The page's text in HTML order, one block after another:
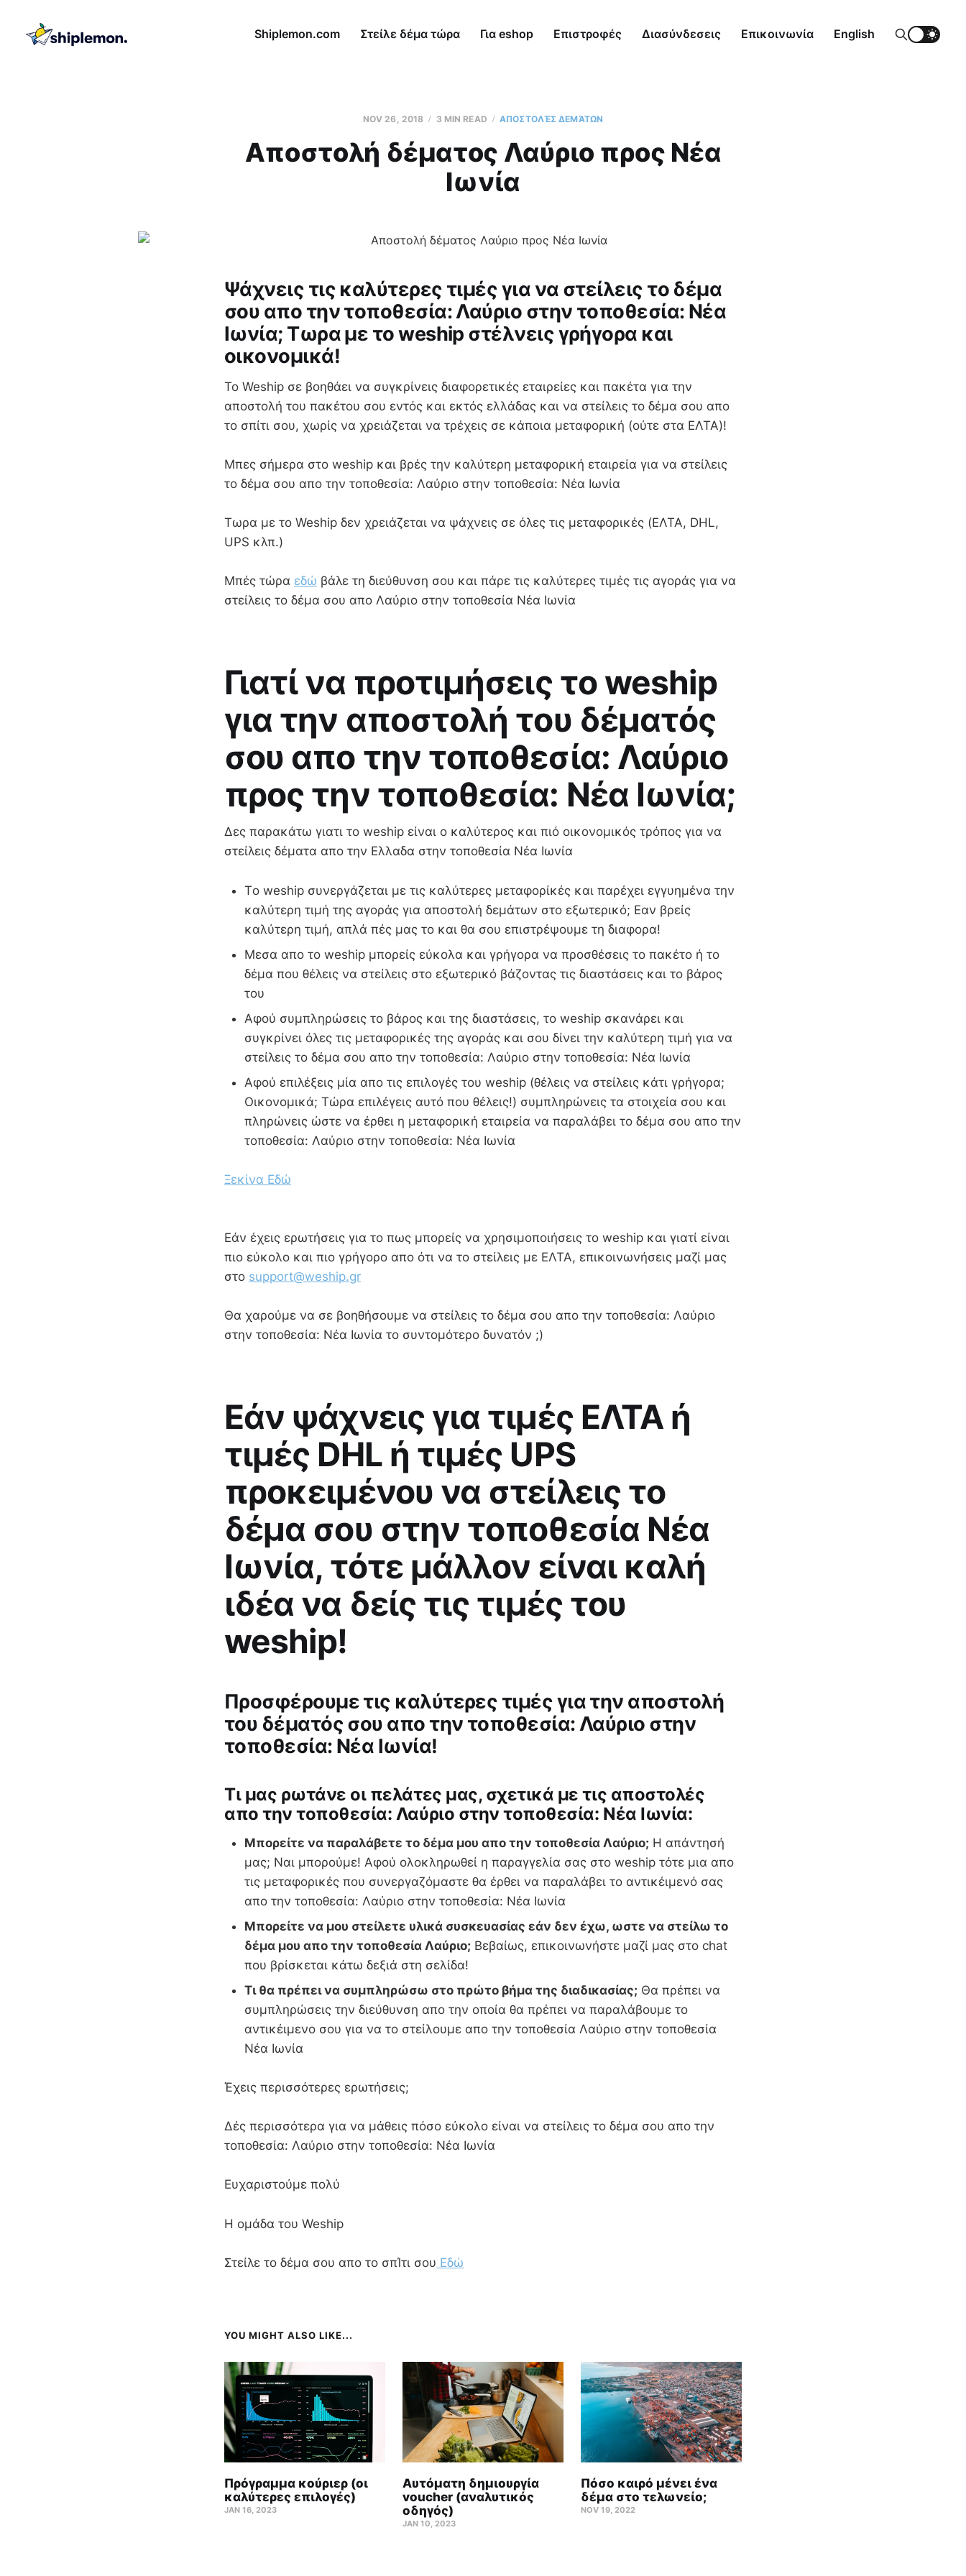
Shiplemon.com Στείλε δέμα τώρα Για eshop Επιστροφές Διασύνδεσεις Επικοινωνία English
NOV 26, 2018 3 MIN READ AΠΟΣΤΟΛΈΣ ΔΕΜΆΤΩΝ
Aποστολή δέματος Λαύριο προς Νέα
Ιωνία
Ψάχνεις τις καλύτερες τιμές για να στείλεις το δέμα
σου απο την τοποθεσία: Λαύριο στην τοποθεσία: Νέα
Ιωνία; Τωρα με το weship στέλνεις γρήγορα και
οικονομικά!
Το Weship σε βοηθάει να συγκρίνεις διαφορετικές εταιρείες και πακέτα για την
αποστολή του πακέτου σου εντός και εκτός ελλάδας και να στείλεις το δέμα σου απο
το σπίτι σου, χωρίς να χρειάζεται να τρέχεις σε κάποια μεταφορική (ούτε στα ΕΛΤΑ)!
Mπες σήμερα στο weship και βρές την καλύτερη μεταφορική εταιρεία για να στείλεις
το δέμα σου απο την τοποθεσία: Λαύριο στην τοποθεσία: Νέα Ιωνία
Τωρα με το Weship δεν χρειάζεται να ψάχνεις σε όλες τις μεταφορικές (ΕΛΤΑ, DHL,
UPS κλπ.)
Μπές τώρα εδώ βάλε τη διεύθυνση σου και πάρε τις καλύτερες τιμές τις αγοράς για να
στείλεις το δέμα σου απο Λαύριο στην τοποθεσία Νέα Ιωνία
Γιατί να προτιμήσεις το weship
για την αποστολή του δέματός
σου απο την τοποθεσία: Λαύριο
προς την τοποθεσία: Νέα Ιωνία;
Δες παρακάτω γιατι το weship είναι ο καλύτερος και πιό οικονομικός τρόπος για να
στείλεις δέματα απο την Ελλαδα στην τοποθεσία Νέα Ιωνία
Τo weship συνεργάζεται με τις καλύτερες μεταφορίκές και παρέχει εγγυημένα την
καλύτερη τιμή της αγοράς για αποστολή δεμάτων στο εξωτερικό; Εαν βρείς
καλύτερη τιμή, απλά πές μας το και θα σου επιστρέψουμε τη διαφορα!
Μεσα απο το weship μπορείς εύκολα και γρήγορα να προσθέσεις το πακέτο ή το
δέμα που θέλεις να στείλεις στο εξωτερικό βάζοντας τις διαστάσεις και το βάρος
του
Αφού συμπληρώσεις το βάρος και της διαστάσεις, το weship σκανάρει και
συγκρίνει όλες τις μεταφορικές της αγοράς και σου δίνει την καλύτερη τιμή για να
στείλεις το δέμα σου απο την τοποθεσία: Λαύριο στην τοποθεσία: Νέα Ιωνία
Αφού επιλέξεις μία απο τις επιλογές του weship (θέλεις να στείλεις κάτι γρήγορα;
Οικονομικά; Τώρα επιλέγεις αυτό που θέλεις!) συμπληρώνεις τα στοιχεία σου και
πληρώνεις ώστε να έρθει η μεταφορική εταιρεία να παραλάβει το δέμα σου απο την
τοποθεσία: Λαύριο στην τοποθεσία: Νέα Ιωνία
Ξεκίνα Εδώ
Εάν έχεις ερωτήσεις για το πως μπορείς να χρησιμοποιήσεις το weship και γιατί είναι
πιο εύκολο και πιο γρήγορο απο ότι να το στείλεις με ΕΛΤΑ, επικοινωνήσεις μαζί μας
στο support@weship.gr
Θα χαρούμε να σε βοηθήσουμε να στείλεις το δέμα σου απο την τοποθεσία: Λαύριο
στην τοποθεσία: Νέα Ιωνία το συντομότερο δυνατόν ;)
Εάν ψάχνεις για τιμές ΕΛΤΑ ή
τιμές DHL ή τιμές UPS
προκειμένου να στείλεις το
δέμα σου στην τοποθεσία Νέα
Ιωνία, τότε μάλλον είναι καλή
ιδέα να δείς τις τιμές του
weship!
Προσφέρουμε τις καλύτερες τιμές για την αποστολή
του δέματός σου απο την τοποθεσία: Λαύριο στην
τοποθεσία: Νέα Ιωνία!
Tι μας ρωτάνε οι πελάτες μας, σχετικά με τις αποστολές
απο την τοποθεσία: Λαύριο στην τοποθεσία: Νέα Ιωνία:
Μπορείτε να παραλάβετε το δέμα μου απο την τοποθεσία Λαύριο; Η απάντησή
μας; Ναι μπορούμε! Αφού ολοκληρωθεί η παραγγελία σας στο weship τότε μια απο
τις μεταφορικές που συνεργαζόμαστε θα έρθει να παραλάβει το αντικέιμενό σας
απο την τοποθεσία: Λαύριο στην τοποθεσία: Νέα Ιωνία
Μπορείτε να μου στείλετε υλικά συσκευασίας εάν δεν έχω, ωστε να στείλω το
δέμα μου απο την τοποθεσία Λαύριο; Βεβαίως, επικοινωνήστε μαζί μας στο chat
που βρίσκεται κάτω δεξιά στη σελίδα!
Τι θα πρέπει να συμπληρώσω στο πρώτο βήμα της διαδικασίας; Θα πρέπει να
συμπληρώσεις την διεύθυνση απο την οποία θα πρέπει να παραλάβουμε το
αντικέιμενο σου για να το στείλουμε απο την τοποθεσία Λαύριο στην τοποθεσία
Νέα Ιωνία
Έχεις περισσότερες ερωτήσεις;
Δές περισσότερα για να μάθεις πόσο εύκολο είναι να στείλεις το δέμα σου απο την
τοποθεσία: Λαύριο στην τοποθεσία: Νέα Ιωνία
Ευχαριστούμε πολύ
Η ομάδα του Weship
Στείλε το δέμα σου απο το σπΊτι σου Εδώ
YOU MIGHT ALSO LIKE...
Πρόγραμμα κούριερ (οι
καλύτερες επιλογές)
JAN 16, 2023
Αυτόματη δημιουργία
voucher (αναλυτικός
οδηγός)
JAN 10, 2023
Πόσο καιρό μένει ένα
δέμα στο τελωνείο;
NOV 19, 2022